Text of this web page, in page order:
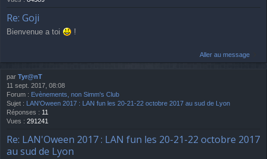
Re: Goji
Bienvenue a toi !
Aller au message
par Tyr@nT
11 sept. 2017, 08:08
Forum : Evènements, non Simm's Club
Sujet : LAN'Oween 2017 : LAN fun les 20-21-22 octobre 2017 au sud de Lyon
Réponses : 11
Vues : 291241
Re: LAN'Oween 2017 : LAN fun les 20-21-22 octobre 2017
au sud de Lyon